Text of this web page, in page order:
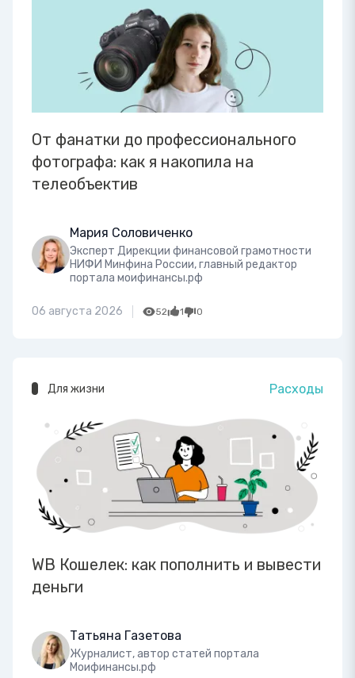
От фанатки до профессионального
фотографа: как я накопила на
телеобъектив
Мария Соловиченко
Эксперт Дирекции финансовой грамотности
НИФИ Минфина России, главный редактор
портала моифинансы.рф
06 августа 2026 52 1 0
Для жизни Расходы
WB Кошелек: как пополнить и вывести
деньги
Татьяна Газетова
Журналист, автор статей портала
Моифинансы.рф